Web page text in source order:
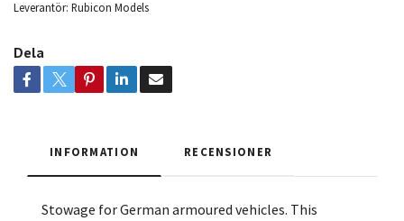
Leverantör: Rubicon Models
Dela
INFORMATION RECENSIONER
Stowage for German armoured vehicles. This